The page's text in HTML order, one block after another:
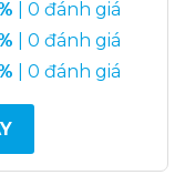
| 0 đánh giá
| 0 đánh giá
| 0 đánh giá